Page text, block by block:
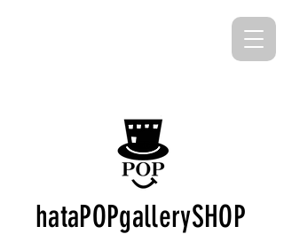
hataPOPgallerySHOP